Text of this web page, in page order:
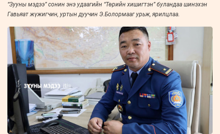
“Зууны мэдээ” сонин энэ удаагийн “Төрийн хишигтэн” буландаа шинэхэн
Гавьяат жүжигчин, уртын дуучин Э.Болормааг урьж, ярилцлаа.